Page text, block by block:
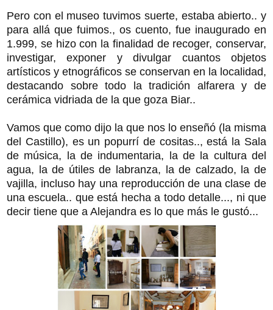
Pero con el museo tuvimos suerte, estaba abierto.. y
para allá que fuimos., os cuento, fue inaugurado en
1.999, se hizo con la finalidad de recoger, conservar,
investigar, exponer y divulgar cuantos objetos
artísticos y etnográficos se conservan en la localidad,
destacando sobre todo la tradición alfarera y de
cerámica vidriada de la que goza Biar..
Vamos que como dijo la que nos lo enseñó (la misma
del Castillo), es un popurrí de cositas.., está la Sala
de música, la de indumentaria, la de la cultura del
agua, la de útiles de labranza, la de calzado, la de
vajilla, incluso hay una reproducción de una clase de
una escuela.. que está hecha a todo detalle..., ni que
decir tiene que a Alejandra es lo que más le gustó...